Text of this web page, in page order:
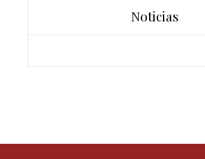
Noticias